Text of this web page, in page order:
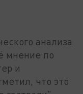
анализа
мнение по
и
что это